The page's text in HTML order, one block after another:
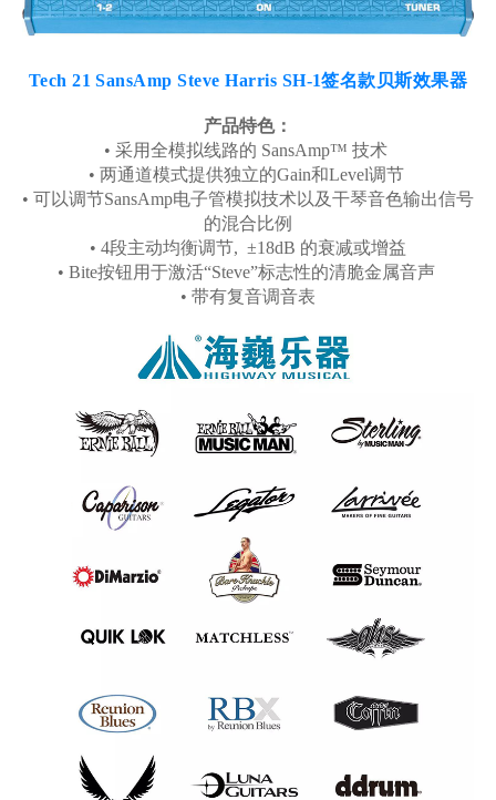
Tech 21 SansAmp Steve Harris SH-1签名款贝斯效果器
产品特色：
• 采用全模拟线路的 SansAmp™ 技术
• 两通道模式提供独立的Gain和Level调节
• 可以调节SansAmp电子管模拟技术以及干琴音色输出信号
的混合比例
• 4段主动均衡调节, ±18dB 的衰减或增益
• Bite按钮用于激活“Steve”标志性的清脆金属音声
• 带有复音调音表